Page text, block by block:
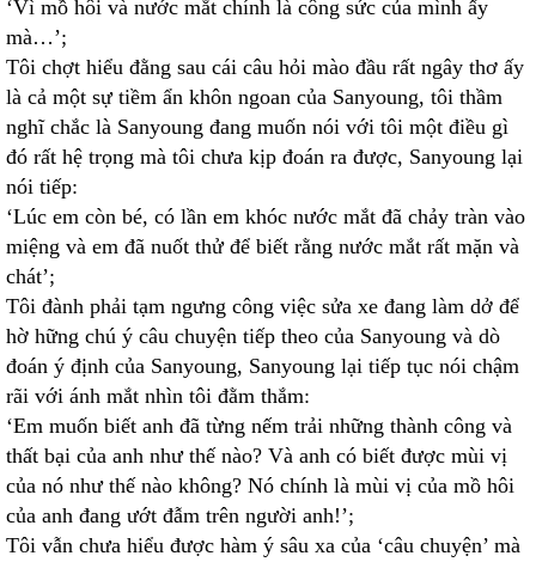
‘Vì mồ hôi và nước mắt chính là công sức của mình ấy
mà…’;
Tôi chợt hiểu đằng sau cái câu hỏi mào đầu rất ngây thơ ấy
là cả một sự tiềm ẩn khôn ngoan của Sanyoung, tôi thầm
nghĩ chắc là Sanyoung đang muốn nói với tôi một điều gì
đó rất hệ trọng mà tôi chưa kịp đoán ra được, Sanyoung lại
nói tiếp:
‘Lúc em còn bé, có lần em khóc nước mắt đã chảy tràn vào
miệng và em đã nuốt thử để biết rằng nước mắt rất mặn và
chát’;
Tôi đành phải tạm ngưng công việc sửa xe đang làm dở để
hờ hững chú ý câu chuyện tiếp theo của Sanyoung và dò
đoán ý định của Sanyoung, Sanyoung lại tiếp tục nói chậm
rãi với ánh mắt nhìn tôi đằm thắm:
‘Em muốn biết anh đã từng nếm trải những thành công và
thất bại của anh như thế nào? Và anh có biết được mùi vị
của nó như thế nào không? Nó chính là mùi vị của mồ hôi
của anh đang ướt đẫm trên người anh!’;
Tôi vẫn chưa hiểu được hàm ý sâu xa của ‘câu chuyện’ mà